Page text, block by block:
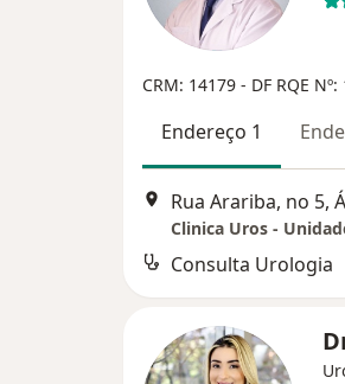
CRM: 14179 - DF RQE
Endereço 1
Rua Arariba, no 5,
Clinica Uros -
Consulta Urologia